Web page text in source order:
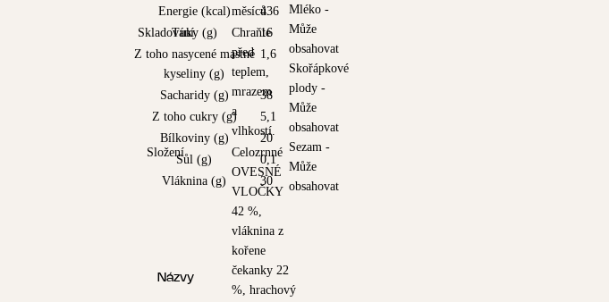
měsíců.
Skladování
Chraňte
před
teplem,
mrazem
a
vlhkostí.
Složení
Celozrnné
OVESNÉ
VLOČKY
42 %,
vláknina z
kořene
čekanky 22
%, hrachový
Energie (kcal)
436
Tuky (g)
16
Z toho nasycené mastné
kyseliny (g)
1,6
Sacharidy (g)
38
Z toho cukry (g)
5,1
Bílkoviny (g)
20
Sůl (g)
0,1
Vláknina (g)
30
Mléko -
Může
obsahovat
Skořápkové
plody -
Může
obsahovat
Sezam -
Může
obsahovat
Názvy